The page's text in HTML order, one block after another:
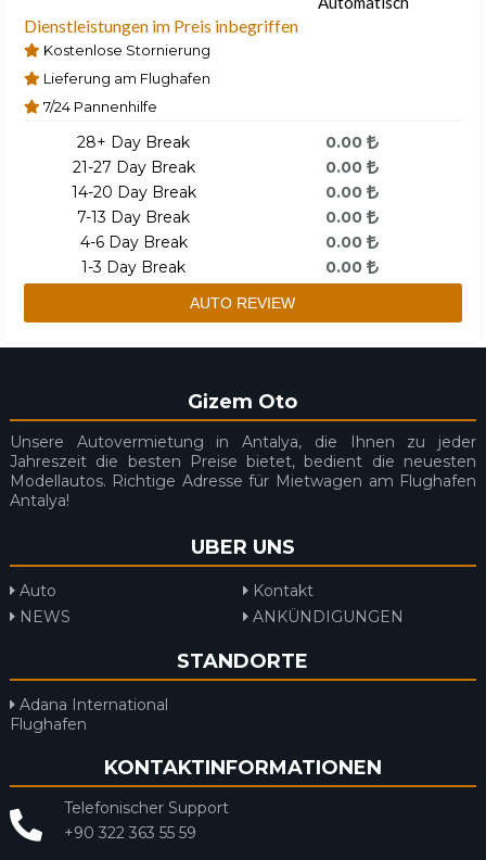
Dienstleistungen im Preis inbegriffen
Kostenlose Stornierung
Lieferung am Flughafen
7/24 Pannenhilfe
28+ Day Break
21-27 Day Break
14-20 Day Break
7-13 Day Break
4-6 Day Break
1-3 Day Break
0.00
0.00
0.00
0.00
0.00
0.00
AUTO REVIEW
Gizem Oto
Unsere Autovermietung in Antalya, die Ihnen zu jeder
Jahreszeit die besten Preise bietet, bedient die neuesten
Modellautos. Richtige Adresse für Mietwagen am Flughafen
Antalya!
UBER UNS
Auto
Kontakt
NEWS
ANKÜNDIGUNGEN
STANDORTE
Adana International
Flughafen
KONTAKTINFORMATIONEN
Telefonischer Support
+90 322 363 55 59